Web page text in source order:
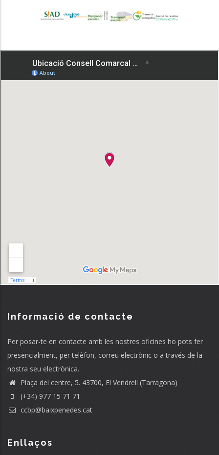
Informació de contacte
Per posar-te en contacte amb les nostres oficines ho pots fer
presencialment, per telèfon, correu electrònic o a través de la
nostra seu electrònica.
Plaça del centre, 5. 43700, El Vendrell (Tarragona)
(+34) 977 15 71 71
ccbp@baixpenedes.cat
Enllaços